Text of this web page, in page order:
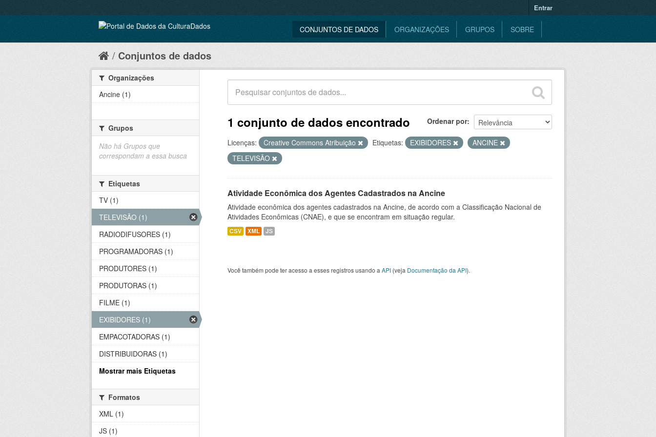
Entrar
CONJUNTOS DE DADOS ORGANIZAÇÕES GRUPOS SOBRE
Conjuntos de dados
Ordenar por
1 conjunto de dados encontrado
Licenças: Creative Commons Atribuição Etiquetas: EXIBIDORES
ANCINE
TELEVISÃO
Atividade Econômica dos Agentes Cadastrados na Ancine
Atividade econômica dos agentes cadastrados na Ancine, de acordo com a Classificação Nacional de
Atividades Econômicas (CNAE), e que se encontram em situação regular.
CSV XML JS
Você também pode ter acesso a esses registros usando a API (veja Documentação da API).
Organizações
Ancine (1)
Grupos
Não há Grupos que
correspondam a essa busca
Etiquetas
TV (1)
TELEVISÃO (1)
RADIODIFUSORES (1)
PROGRAMADORAS (1)
PRODUTORES (1)
PRODUTORAS (1)
FILME (1)
EXIBIDORES (1)
EMPACOTADORAS (1)
DISTRIBUIDORAS (1)
Mostrar mais Etiquetas
Formatos
XML (1)
JS (1)